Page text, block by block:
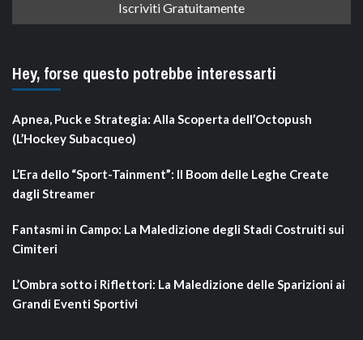
Hey, forse questo potrebbe interessarti
Apnea, Puck e Strategia: Alla Scoperta dell’Octopush
(L’Hockey Subacqueo)
L’Era dello “Sport-Tainment”: Il Boom delle Leghe Create
dagli Streamer
Fantasmi in Campo: La Maledizione degli Stadi Costruiti sui
Cimiteri
L’Ombra sotto i Riflettori: La Maledizione delle Sparizioni ai
Grandi Eventi Sportivi